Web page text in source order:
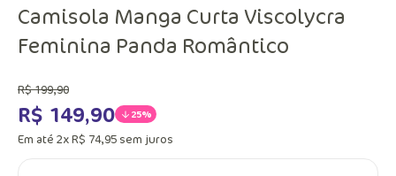
Camisola Manga Curta Viscolycra
Feminina Panda Romântico
R$199,90
R$ 149,90 25%
Em até 2xR$ 74,95 sem juros